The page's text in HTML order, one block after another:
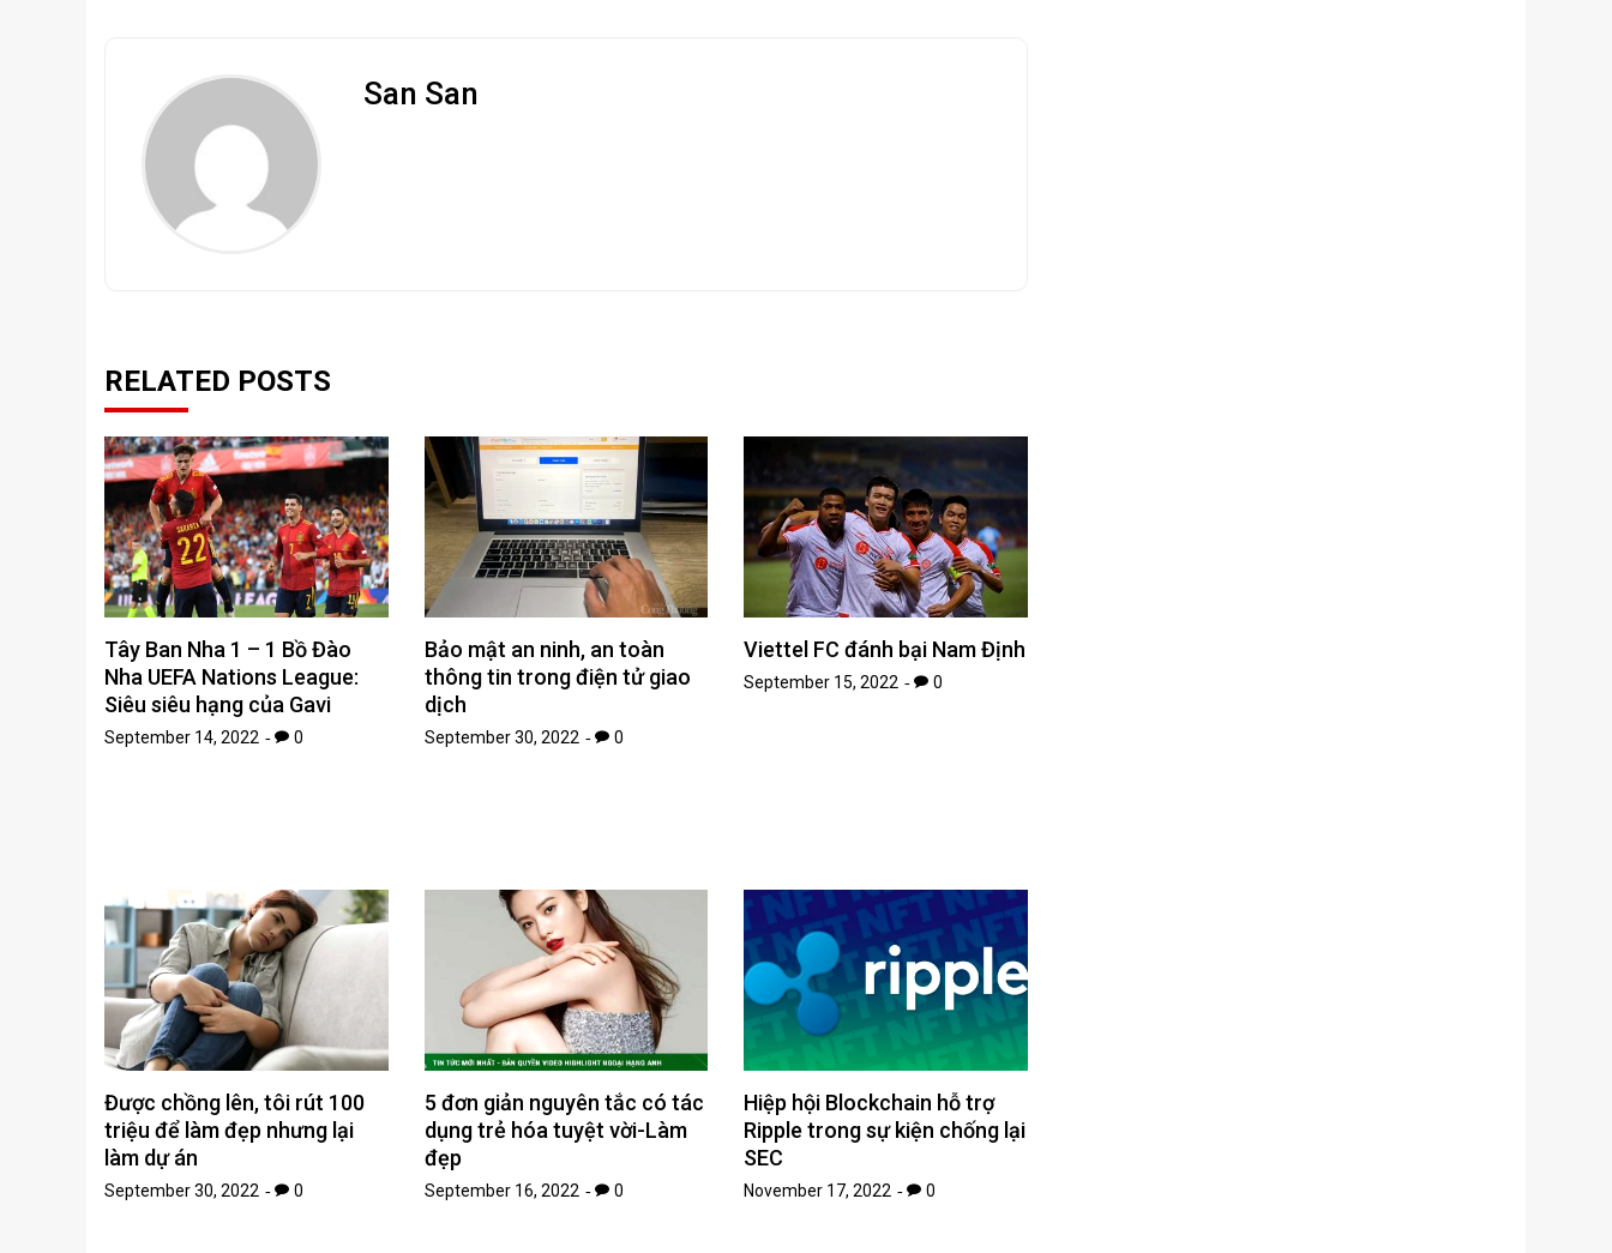
San San
RELATED POSTS
Tây Ban Nha 1 – 1 Bồ Đào
Nha UEFA Nations League:
Siêu siêu hạng của Gavi
September 14, 2022 0
Bảo mật an ninh, an toàn
thông tin trong điện tử giao
dịch
September 30, 2022 0
Viettel FC đánh bại Nam Định
September 15, 2022 0
Được chồng lên, tôi rút 100
triệu để làm đẹp nhưng lại
làm dự án
September 30, 2022 0
5 đơn giản nguyên tắc có tác
dụng trẻ hóa tuyệt vời-Làm
đẹp
September 16, 2022 0
Hiệp hội Blockchain hỗ trợ
Ripple trong sự kiện chống lại
SEC
November 17, 2022 0